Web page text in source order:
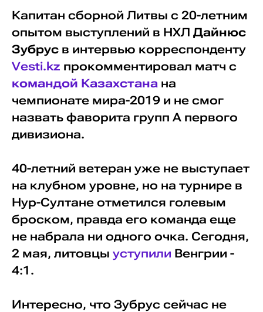
Капитан сборной Литвы с 20-летним
опытом выступлений в НХЛ Дайнюс
Зубрус в интервью корреспонденту
Vesti.kz прокомментировал матч с
командой Казахстанана
чемпионате мира-2019 и не смог
назвать фаворита групп А первого
дивизиона.
40-летний ветеран уже не выступает
на клубном уровне, но на турнире в
Нур-Султане отметился голевым
броском, правда его команда еще
не набрала ни одного очка. Сегодня,
2 мая, литовцы уступили Венгрии -
4:1.
Интересно, что Зубрус сейчас не